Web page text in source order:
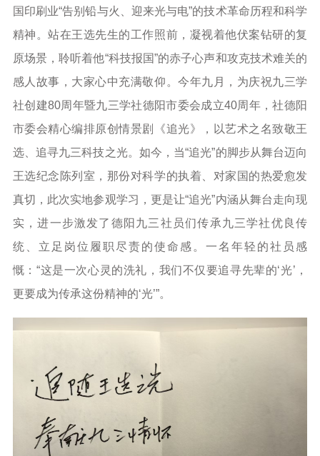
国印刷业“告别铅与火、迎来光与电”的技术革命历程和科学
精神。站在王选先生的工作照前，凝视着他伏案钻研的复
原场景，聆听着他“科技报国”的赤子心声和攻克技术难关的
感人故事，大家心中充满敬仰。今年九月，为庆祝九三学
社创建80周年暨九三学社德阳市委会成立40周年，社德阳
市委会精心编排原创情景剧《追光》，以艺术之名致敬王
选、追寻九三科技之光。如今，当“追光”的脚步从舞台迈向
王选纪念陈列室，那份对科学的执着、对家国的热爱愈发
真切，此次实地参观学习，更是让“追光”内涵从舞台走向现
实，进一步激发了德阳九三社员们传承九三学社优良传
统、立足岗位履职尽责的使命感。一名年轻的社员感
慨：“这是一次心灵的洗礼，我们不仅要追寻先辈的‘光’，
更要成为传承这份精神的‘光’”。